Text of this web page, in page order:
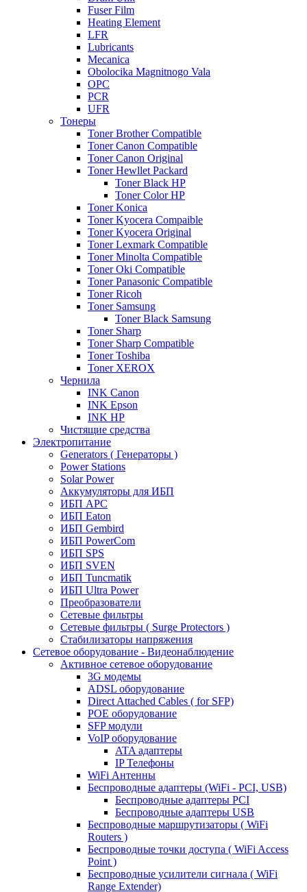
Fuser Film
Heating Element
LFR
Lubricants
Mecanica
Obolocika Magnitnogo Vala
OPC
PCR
UFR
Тонеры
Toner Brother Compatible
Toner Canon Compatible
Toner Canon Original
Toner Hewllet Packard
Toner Black HP
Toner Color HP
Toner Konica
Toner Kyocera Compaible
Toner Kyocera Original
Toner Lexmark Compatible
Toner Minolta Compatible
Toner Oki Compatible
Toner Panasonic Compatible
Toner Ricoh
Toner Samsung
Toner Black Samsung
Toner Sharp
Toner Sharp Compatible
Toner Toshiba
Toner XEROX
Чернила
INK Canon
INK Epson
INK HP
Чистящие средства
Электропитание
Generators ( Генераторы )
Power Stations
Solar Power
Аккумуляторы для ИБП
ИБП APC
ИБП Eaton
ИБП Gembird
ИБП PowerCom
ИБП SPS
ИБП SVEN
ИБП Tuncmatik
ИБП Ultra Power
Преобразователи
Сетевые фильтры
Сетевые фильтры ( Surge Protectors )
Стабилизаторы напряжения
Сетевое оборудование - Видеонаблюдение
Активное сетевое оборудование
3G модемы
ADSL оборудование
Direct Attached Cables ( for SFP)
POE оборудование
SFP модули
VoIP оборудование
ATA адаптеры
IP Телефоны
WiFi Антенны
Беспроводные адаптеры (WiFi - PCI, USB)
Беспроводные адаптеры PCI
Беспроводные адаптеры USB
Беспроводные маршрутизаторы ( WiFi
Routers )
Беспроводные точки доступа ( WiFi Access
Point )
Беспроводные усилители сигнала ( WiFi
Range Extender)